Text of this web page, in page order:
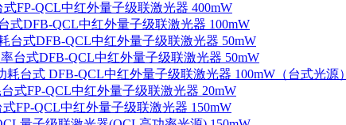
式FP-QCL中红外量子级联激光器 400mW
式DFB-QCL中红外量子级联激光器 100mW
台式DFB-QCL中红外量子级联激光器 50mW
台式DFB-QCL中红外量子级联激光器 50mW
耗台式 DFB-QCL中红外量子级联激光器 100mW（台式光源）
式FP-QCL中红外量子级联激光器 20mW
FP-QCL中红外量子级联激光器 150mW